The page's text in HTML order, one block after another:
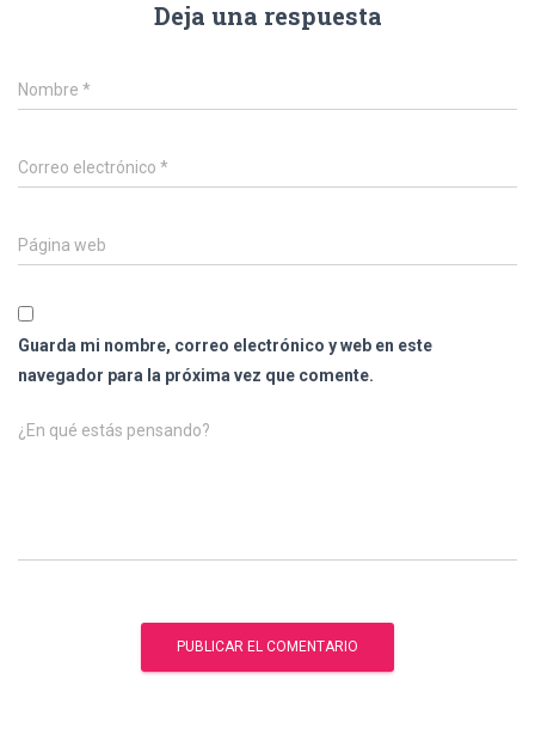
Deja una respuesta
Nombre *
Correo electrónico *
Página web
Guarda mi nombre, correo electrónico y web en este
navegador para la próxima vez que comente.
¿En qué estás pensando?